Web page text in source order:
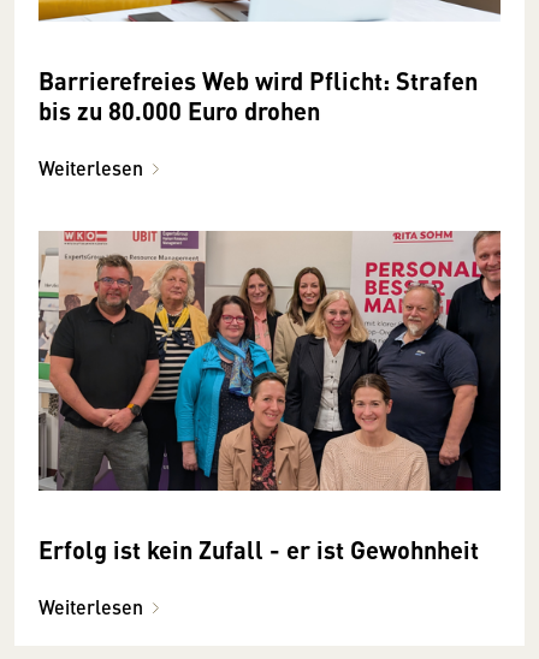
Barrierefreies Web wird Pflicht: Strafen
bis zu 80.000 Euro drohen
Weiterlesen
Erfolg ist kein Zufall - er ist Gewohnheit
Weiterlesen